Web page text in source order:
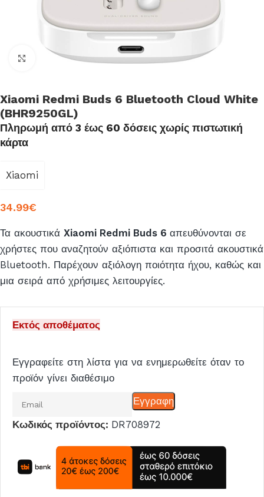
Click to enlarge
Xiaomi Redmi Buds 6 Bluetooth Cloud White
(BHR9250GL)
Πληρωμή από 3 έως 60 δόσεις χωρίς πιστωτική
κάρτα
Xiaomi
34.99€
Τα ακουστικά Xiaomi Redmi Buds 6 απευθύνονται σε
χρήστες που αναζητούν αξιόπιστα και προσιτά ακουστικά
Bluetooth. Παρέχουν αξιόλογη ποιότητα ήχου, καθώς και
μια σειρά από χρήσιμες λειτουργίες.
Εκτός αποθέματος
Εγγραφείτε στη λίστα για να ενημερωθείτε όταν το
προϊόν γίνει διαθέσιμο
email
για
να
Εγγραφη
Κωδικός προϊόντος: DR708972